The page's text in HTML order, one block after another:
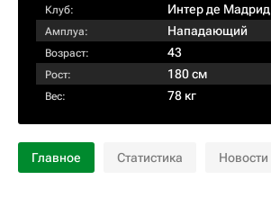
Клуб: Интер де Мадрид
Амплуа: Нападающий
Возраст: 43
Рост: 180 см
Вес: 78 кг
Главное Статистика Новости